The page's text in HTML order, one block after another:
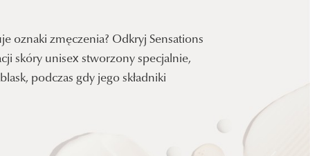
oznaki zmęczenia? Odkryj Sensations
skóry unisex stworzony specjalnie,
podczas gdy jego składniki